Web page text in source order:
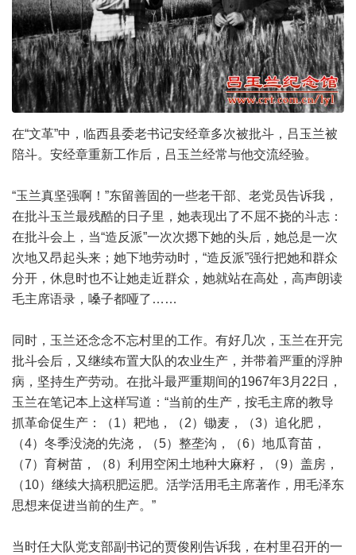
在“文革”中，临西县委老书记安经章多次被批斗，吕玉兰被
陪斗。安经章重新工作后，吕玉兰经常与他交流经验。
“玉兰真坚强啊！”东留善固的一些老干部、老党员告诉我，
在批斗玉兰最残酷的日子里，她表现出了不屈不挠的斗志：
在批斗会上，当“造反派”一次次摁下她的头后，她总是一次
次地又昂起头来；她下地劳动时，“造反派”强行把她和群众
分开，休息时也不让她走近群众，她就站在高处，高声朗读
毛主席语录，嗓子都哑了……
同时，玉兰还念念不忘村里的工作。有好几次，玉兰在开完
批斗会后，又继续布置大队的农业生产，并带着严重的浮肿
病，坚持生产劳动。在批斗最严重期间的1967年3月22日，
玉兰在笔记本上这样写道：“当前的生产，按毛主席的教导
抓革命促生产：（1）耙地，（2）锄麦，（3）追化肥，
（4）冬季没浇的先浇，（5）整垄沟，（6）地瓜育苗，
（7）育树苗，（8）利用空闲土地种大麻籽，（9）盖房，
（10）继续大搞积肥运肥。活学活用毛主席著作，用毛泽东
思想来促进当前的生产。”
当时任大队党支部副书记的贾俊刚告诉我，在村里召开的一